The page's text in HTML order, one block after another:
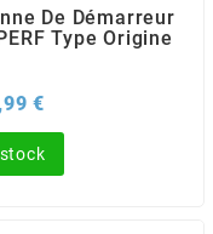
De Démarreur
Type Origine
€